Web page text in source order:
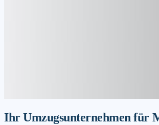
Ihr Umzugsunternehmen für